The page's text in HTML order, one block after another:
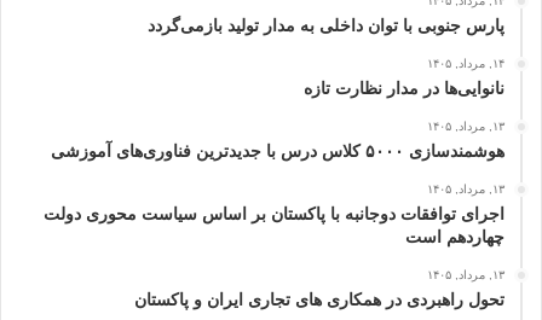
پارس جنوبی با توان داخلی به مدار تولید بازمی‌گردد
۱۴, مرداد, ۱۴۰۵
نانوایی‌ها در مدار نظارت تازه
۱۳, مرداد, ۱۴۰۵
هوشمندسازی ۵۰۰۰ کلاس درس با جدیدترین فناوری‌های آموزشی
۱۳, مرداد, ۱۴۰۵
اجرای توافقات دوجانبه با پاکستان بر اساس سیاست محوری دولت
چهاردهم است
۱۳, مرداد, ۱۴۰۵
تحول راهبردی در همکاری های تجاری ایران و پاکستان